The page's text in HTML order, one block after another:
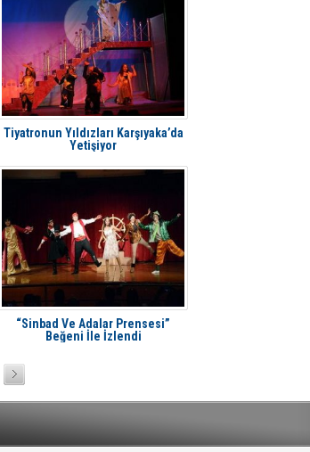
Tiyatronun Yıldızları Karşıyaka’da
Yetişiyor
“Sinbad Ve Adalar Prensesi”
Beğeni İle İzlendi